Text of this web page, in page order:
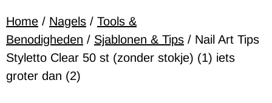
Home / Nagels / Tools &
Benodigheden / Sjablonen & Tips / Nail Art Tips
Styletto Clear 50 st (zonder stokje) (1) iets
groter dan (2)